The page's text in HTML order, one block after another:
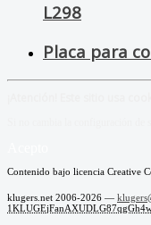
L298
Placa para
Contenido bajo licencia Creative
klugers.net 2006-2026 —